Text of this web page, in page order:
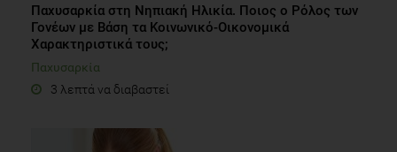
Παχυσαρκία στη Νηπιακή Ηλικία. Ποιος ο Ρόλος των
Γονέων με Βάση τα Κοινωνικό-Οικονομικά
Χαρακτηριστικά τους;
Παχυσαρκία
3 λεπτά να διαβαστεί